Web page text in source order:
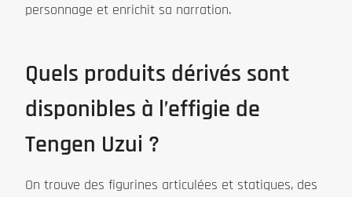
personnage et enrichit sa narration.
Quels produits dérivés sont
disponibles à l’effigie de
Tengen Uzui ?
On trouve des figurines articulées et statiques, des